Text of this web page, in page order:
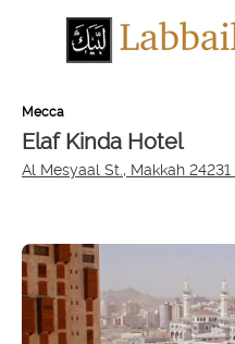
Mecca
Elaf Kinda Hotel
Al Mesyaal St., Makkah 24231